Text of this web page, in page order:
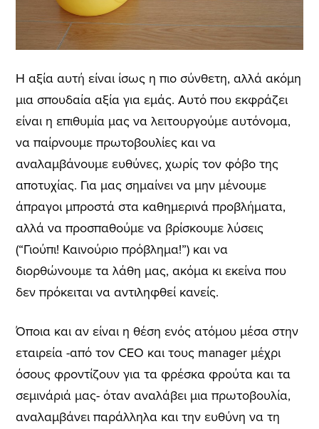
Η αξία αυτή είναι ίσως η πιο σύνθετη, αλλά ακόμη
μια σπουδαία αξία για εμάς. Αυτό που εκφράζει
είναι η επιθυμία μας να λειτουργούμε αυτόνομα,
να παίρνουμε πρωτοβουλίες και να
αναλαμβάνουμε ευθύνες, χωρίς τον φόβο της
αποτυχίας. Για μας σημαίνει να μην μένουμε
άπραγοι μπροστά στα καθημερινά προβλήματα,
αλλά να προσπαθούμε να βρίσκουμε λύσεις
(“Γιούπι! Καινούριο πρόβλημα!”) και να
διορθώνουμε τα λάθη μας, ακόμα κι εκείνα που
δεν πρόκειται να αντιληφθεί κανείς.
Όποια και αν είναι η θέση ενός ατόμου μέσα στην
εταιρεία -από τον CEO και τους manager μέχρι
όσους φροντίζουν για τα φρέσκα φρούτα και τα
σεμινάριά μας- όταν αναλάβει μια πρωτοβουλία,
αναλαμβάνει παράλληλα και την ευθύνη να τη